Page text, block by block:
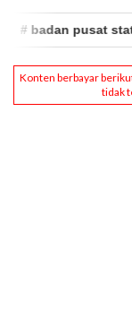
pusat statistik